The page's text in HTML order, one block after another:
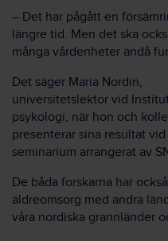
– Det har pågått en
längre tid. Men det ska
många vårdenheter ändå
Det säger Maria Nordin,
universitetslektor vid
psykologi, när hon och
presenterar sina resultat
seminarium arrangerat av
De båda forskarna har
äldreomsorg med andra
våra nordiska grannländer